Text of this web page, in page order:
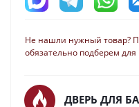
Не нашли нужный товар?
обязательно подберем
ДВЕРЬ ДЛЯ